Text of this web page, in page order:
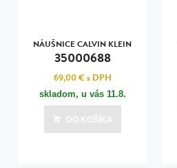
NÁUŠNICE CALVIN KLEIN
35000688
69,00 €s DPH
skladom, u vás 11.8.
DO KOŠÍKA